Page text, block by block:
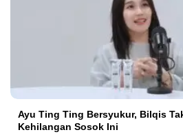
Ayu Ting Ting Bersyukur, Bilqis
Kehilangan Sosok Ini